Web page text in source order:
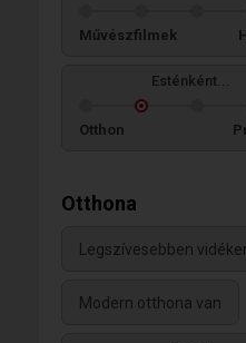
Művészfilmek
Esténként...
Otthon
Otthona
Legszívesebben
Modern otthona van